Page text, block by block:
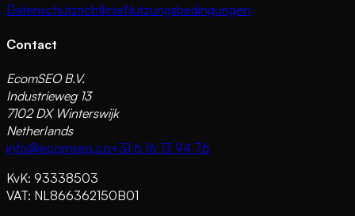
DatenschutzrichtlinieNutzungsbedingungen
Contact
EcomSEO B.V.
Industrieweg 13
7102 DX Winterswijk
Netherlands
info@ecomseo.co+31 6 16 13 94 76
KvK: 93338503
VAT: NL866362150B01